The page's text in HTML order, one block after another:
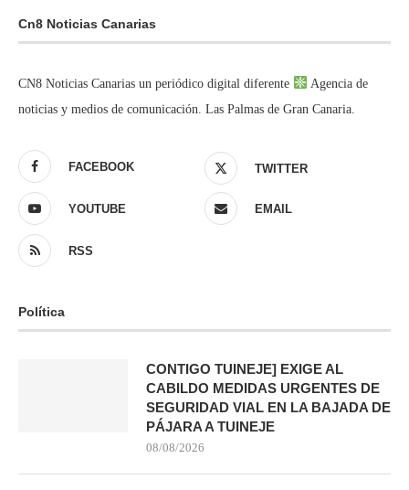
Cn8 Noticias Canarias
CN8 Noticias Canarias un periódico digital diferente
Agencia de
noticias y medios de comunicación. Las Palmas de Gran Canaria.
FACEBOOK TWITTER
YOUTUBE EMAIL
RSS
Política
CONTIGO TUINEJE] EXIGE AL
CABILDO MEDIDAS URGENTES DE
SEGURIDAD VIAL EN LA BAJADA DE
PÁJARA A TUINEJE
08/08/2026